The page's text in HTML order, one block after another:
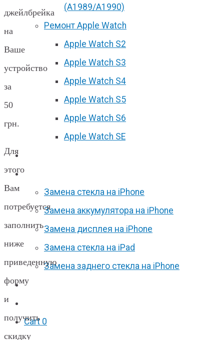
(А1989/A1990)
Ремонт Apple Watch
Apple Watch S2
Apple Watch S3
Apple Watch S4
Apple Watch S5
Apple Watch S6
Apple Watch SE
Акции
Замена стекла на iPhone
Замена аккумулятора на iPhone
Замена дисплея на iPhone
Замена стекла на iPad
Замена заднего стекла на iPhone
Вакансии
Cart 0
джейлбрейка
на
Ваше
устройство
за
50
грн.
Для
этого
Вам
потребуется
заполнить
ниже
приведенную
форму
и
получить
скидку